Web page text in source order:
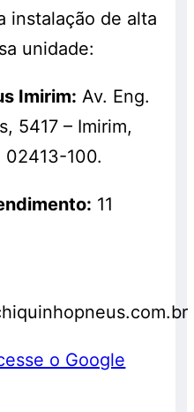
instalação de alta
unidade:
Imirim: Av. Eng.
5417 – Imirim,
02413-100.
11
o Google